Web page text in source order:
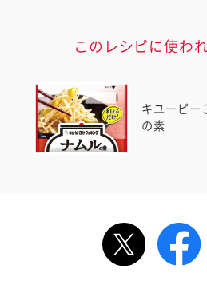
このレシピに使わ
キユーピー
の素